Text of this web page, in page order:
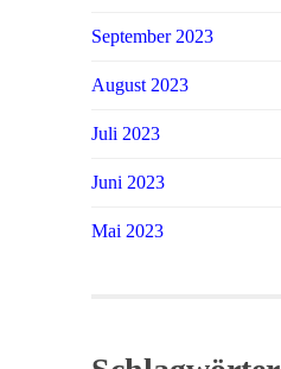
September 2023
August 2023
Juli 2023
Juni 2023
Mai 2023